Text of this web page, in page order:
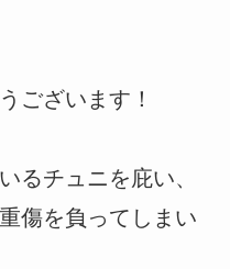
ございます！
るチュニを庇い、
傷を負ってしまい